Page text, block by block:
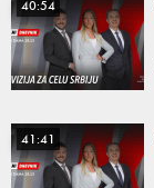
40:54
41:41